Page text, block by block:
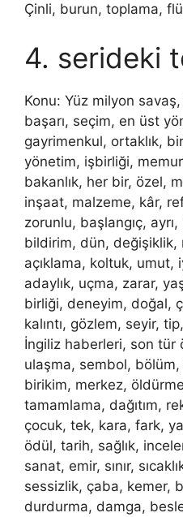
Çinli, burun, toplama,
4. serideki
Konu: Yüz milyon
başarı, seçim, en üst
gayrimenkul, ortaklık,
yönetim, işbirliği,
bakanlık, her bir, özel,
inşaat, malzeme, kâr,
zorunlu, başlangıç,
bildirim, dün, değişiklik,
açıklama, koltuk, umut,
adaylık, uçma, zarar,
birliği, deneyim, doğal,
kalıntı, gözlem, seyir,
İngiliz haberleri, son tür
ulaşma, sembol,
birikim, merkez,
tamamlama, dağıtım,
çocuk, tek, kara, fark,
ödül, tarih, sağlık,
sanat, emir, sınır,
sessizlik, çaba, kemer,
durdurma, damga,